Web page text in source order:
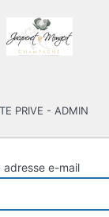
PRIVE - ADMIN
e-mail